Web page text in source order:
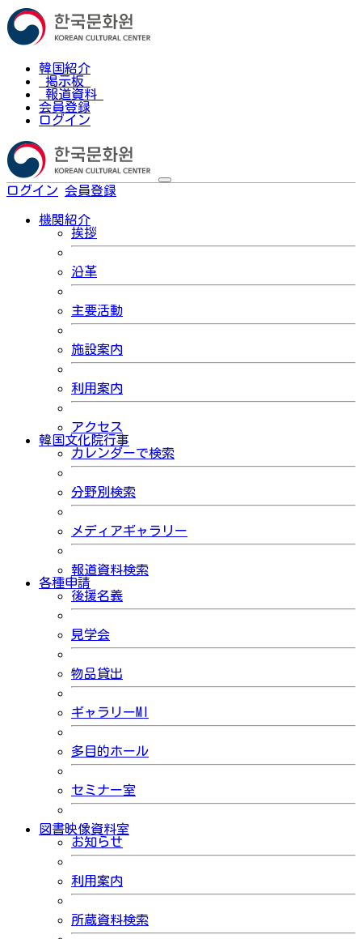
韓国紹介
掲示板
報道資料
会員登録
ログイン
ログイン 会員登録
機関紹介
挨拶
沿革
主要活動
施設案内
利用案内
アクセス
韓国文化院行事
カレンダーで検索
分野別検索
メディアギャラリー
報道資料検索
各種申請
後援名義
見学会
物品貸出
ギャラリーMI
多目的ホール
セミナー室
図書映像資料室
お知らせ
利用案内
所蔵資料検索